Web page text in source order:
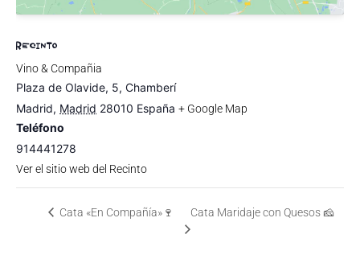
RECINTO
Vino & Compañia
Plaza de Olavide, 5, Chamberí
Madrid, Madrid 28010 España + Google Map
Teléfono
914441278
Ver el sitio web del Recinto
Cata «En Compañía»🍷 Cata Maridaje con Quesos 🧀